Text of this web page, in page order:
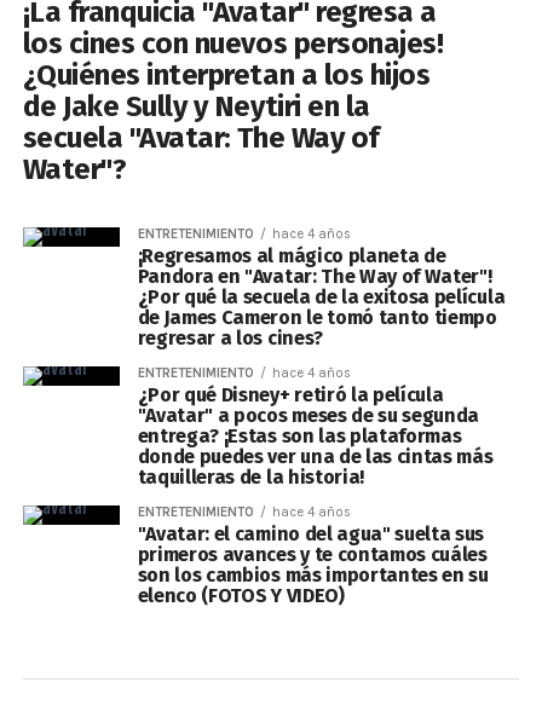
¡La franquicia "Avatar" regresa a
los cines con nuevos personajes!
¿Quiénes interpretan a los hijos
de Jake Sully y Neytiri en la
secuela "Avatar: The Way of
Water"?
ENTRETENIMIENTO hace 4 años
¡Regresamos al mágico planeta de
Pandora en "Avatar: The Way of Water"!
¿Por qué la secuela de la exitosa película
de James Cameron le tomó tanto tiempo
regresar a los cines?
ENTRETENIMIENTO hace 4 años
¿Por qué Disney+ retiró la película
"Avatar" a pocos meses de su segunda
entrega? ¡Estas son las plataformas
donde puedes ver una de las cintas más
taquilleras de la historia!
ENTRETENIMIENTO hace 4 años
"Avatar: el camino del agua" suelta sus
primeros avances y te contamos cuáles
son los cambios más importantes en su
elenco (FOTOS Y VIDEO)